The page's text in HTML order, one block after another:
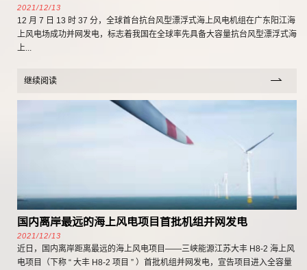
2021/12/13
12 月 7 日 13 时 37 分，全球首台抗台风型漂浮式海上风电机组在广东阳江海
上风电场成功并网发电，标志着我国在全球率先具备大容量抗台风型漂浮式海
上...
继续阅读
国内离岸最远的海上风电项目首批机组并网发电
2021/12/13
近日，国内离岸距离最远的海上风电项目——三峡能源江苏大丰 H8-2 海上风
电项目（下称 “ 大丰 H8-2 项目 ” ）首批机组并网发电，宣告项目进入全容量